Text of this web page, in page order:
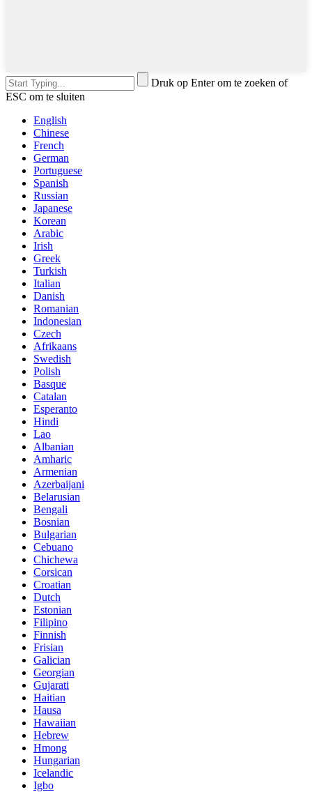
Druk op Enter om te zoeken of
ESC om te sluiten
English
Chinese
French
German
Portuguese
Spanish
Russian
Japanese
Korean
Arabic
Irish
Greek
Turkish
Italian
Danish
Romanian
Indonesian
Czech
Afrikaans
Swedish
Polish
Basque
Catalan
Esperanto
Hindi
Lao
Albanian
Amharic
Armenian
Azerbaijani
Belarusian
Bengali
Bosnian
Bulgarian
Cebuano
Chichewa
Corsican
Croatian
Dutch
Estonian
Filipino
Finnish
Frisian
Galician
Georgian
Gujarati
Haitian
Hausa
Hawaiian
Hebrew
Hmong
Hungarian
Icelandic
Igbo